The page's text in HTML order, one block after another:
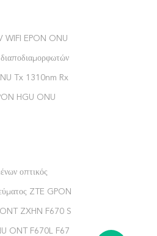
WIFI EPON ONU
Tx 1310nm Rx
HGU ONU
οπτικός
ZTE GPON
ZXHN F670 SC
ONT F670L F670